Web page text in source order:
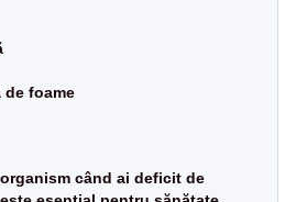
de foame
când ai deficit de